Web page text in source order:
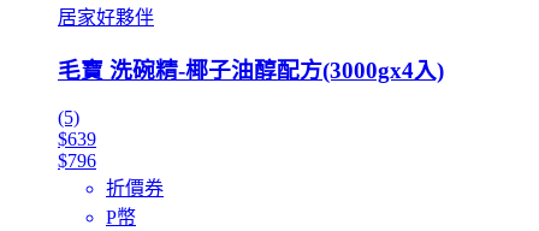
居家好夥伴
毛寶 洗碗精-椰子油醇配方(3000gx4入)
(5)
$639
$796
折價券
P幣